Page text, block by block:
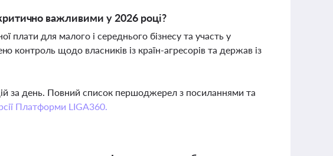
важливими у 2026 році?
плати для малого і середнього бізнесу та участь у
контроль щодо власників із країн-агресорів та держав із
за день. Повний список першоджерел з посиланнями та
Платформи LIGA360.